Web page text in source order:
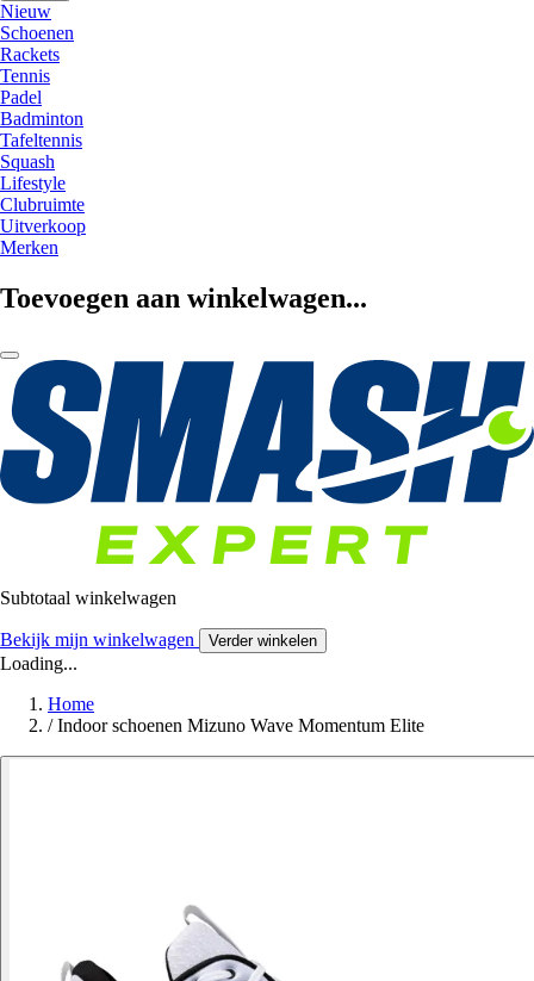
Nieuw
Schoenen
Rackets
Tennis
Padel
Badminton
Tafeltennis
Squash
Lifestyle
Clubruimte
Uitverkoop
Merken
Toevoegen aan winkelwagen...
Subtotaal winkelwagen
Bekijk mijn winkelwagen Verder winkelen
Loading...
Home
/ Indoor schoenen Mizuno Wave Momentum Elite